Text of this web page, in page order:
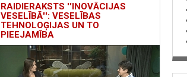
RAIDIERAKSTS ''INOVĀCIJAS
VESELĪBĀ'': VESELĪBAS
TEHNOLOĢIJAS UN TO
PIEEJAMĪBA